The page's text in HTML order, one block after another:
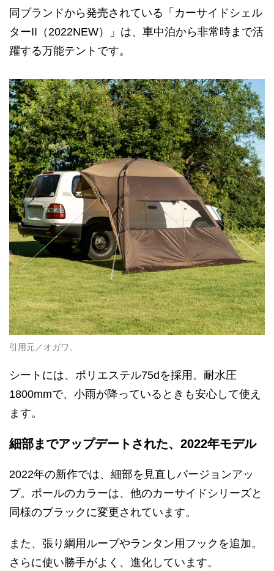
同ブランドから発売されている「カーサイドシェル
ターII（2022NEW）」は、車中泊から非常時まで活
躍する万能テントです。
引用元／オガワ。
シートには、ポリエステル75dを採用。耐水圧
1800mmで、小雨が降っているときも安心して使え
ます。
細部までアップデートされた、2022年モデル
2022年の新作では、細部を見直しバージョンアッ
プ。ポールのカラーは、他のカーサイドシリーズと
同様のブラックに変更されています。
また、張り綱用ループやランタン用フックを追加。
さらに使い勝手がよく、進化しています。